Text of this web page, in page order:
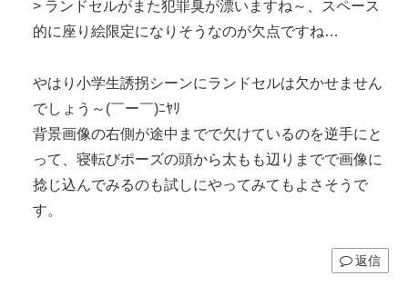
> ランドセルがまた犯罪臭が漂いますね～、スペース
的に座り絵限定になりそうなのが欠点ですね…
やはり小学生誘拐シーンにランドセルは欠かせません
でしょう～(￣ー￣)ﾆﾔﾘ
背景画像の右側が途中までで欠けているのを逆手にと
って、寝転びポーズの頭から太もも辺りまでで画像に
捻じ込んでみるのも試しにやってみてもよさそうで
す。
返信